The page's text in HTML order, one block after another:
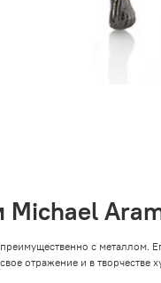
Michael
с
отражение и в